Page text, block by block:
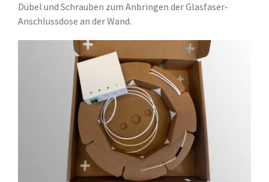
Dübel und Schrauben zum Anbringen der Glasfaser-
Anschlussdose an der Wand.